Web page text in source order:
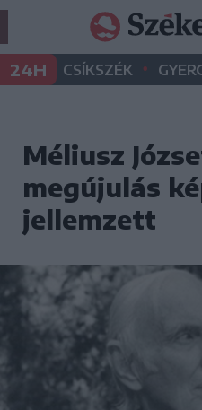
24H CSÍKSZÉK •
Méliusz
megújulás
jellemzett